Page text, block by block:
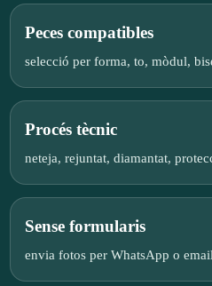
Peces compatibles
selecció per forma, to, mòdul,
Procés tècnic
neteja, rejuntat, diamantat,
Sense formularis
envia fotos per WhatsApp o